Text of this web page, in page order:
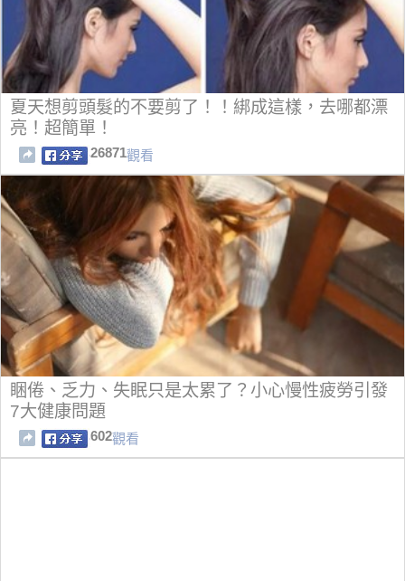
夏天想剪頭髮的不要剪了！！綁成這樣，去哪都漂
亮！超簡單！
26871觀看
睏倦、乏力、失眠只是太累了？小心慢性疲勞引發
7大健康問題
602觀看